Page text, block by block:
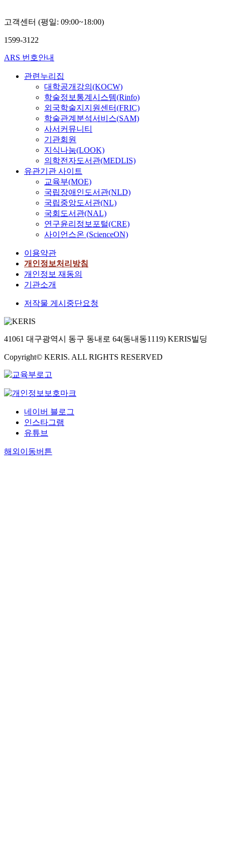
고객센터 (평일: 09:00~18:00)
1599-3122
ARS 번호안내
관련누리집
대학공개강의(KOCW)
학술정보통계시스템(Rinfo)
외국학술지지원센터(FRIC)
학술관계분석서비스(SAM)
사서커뮤니티
기관회원
지식나눔(LOOK)
의학전자도서관(MEDLIS)
유관기관 사이트
교육부(MOE)
국립장애인도서관(NLD)
국립중앙도서관(NL)
국회도서관(NAL)
연구윤리정보포털(CRE)
사이언스온 (ScienceON)
이용약관
개인정보처리방침
개인정보 재동의
기관소개
저작물 게시중단요청
41061 대구광역시 동구 동내로 64(동내동1119) KERIS빌딩
Copyright© KERIS. ALL RIGHTS RESERVED
네이버 블로그
인스타그램
유튜브
해외이동버튼